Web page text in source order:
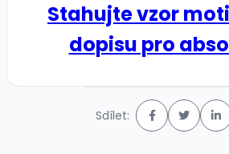
Stahujte vzor
dopisu pro
Sdílet: